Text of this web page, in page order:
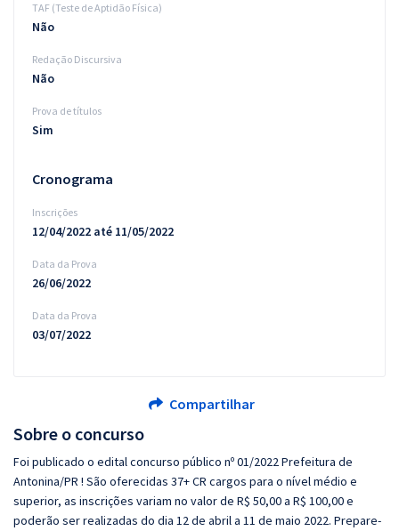
Sobre o concurso
Foi publicado o edital concurso público nº 01/2022 Prefeitura de
Antonina/PR ! São oferecidas 37+ CR cargos para o nível médio e
superior, as inscrições variam no valor de R$ 50,00 a R$ 100,00 e
poderão ser realizadas do dia 12 de abril a 11 de maio 2022. Prepare-
TAF (Teste de Aptidão Física)
Não
Redação Discursiva
Não
Prova de títulos
Sim
Cronograma
Inscrições
12/04/2022 até 11/05/2022
Data da Prova
26/06/2022
Data da Prova
03/07/2022
Compartilhar